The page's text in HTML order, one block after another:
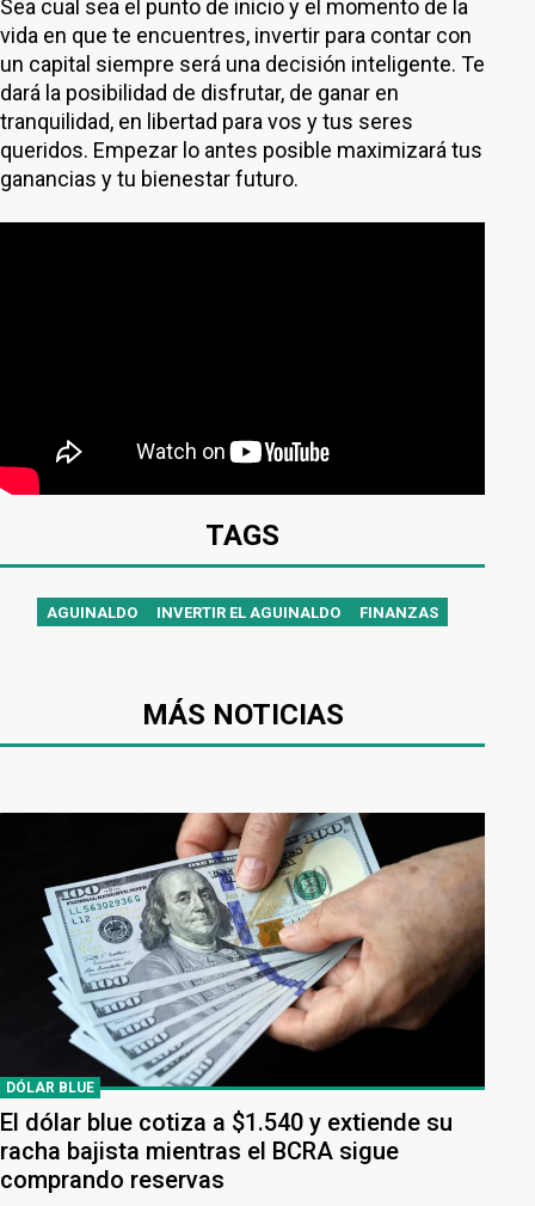
Sea cual sea el punto de inicio y el momento de la
vida en que te encuentres, invertir para contar con
un capital siempre será una decisión inteligente. Te
dará la posibilidad de disfrutar, de ganar en
tranquilidad, en libertad para vos y tus seres
queridos. Empezar lo antes posible maximizará tus
ganancias y tu bienestar futuro.
TAGS
AGUINALDO INVERTIR EL AGUINALDO FINANZAS
MÁS NOTICIAS
DÓLAR BLUE
El dólar blue cotiza a $1.540 y extiende su
racha bajista mientras el BCRA sigue
comprando reservas